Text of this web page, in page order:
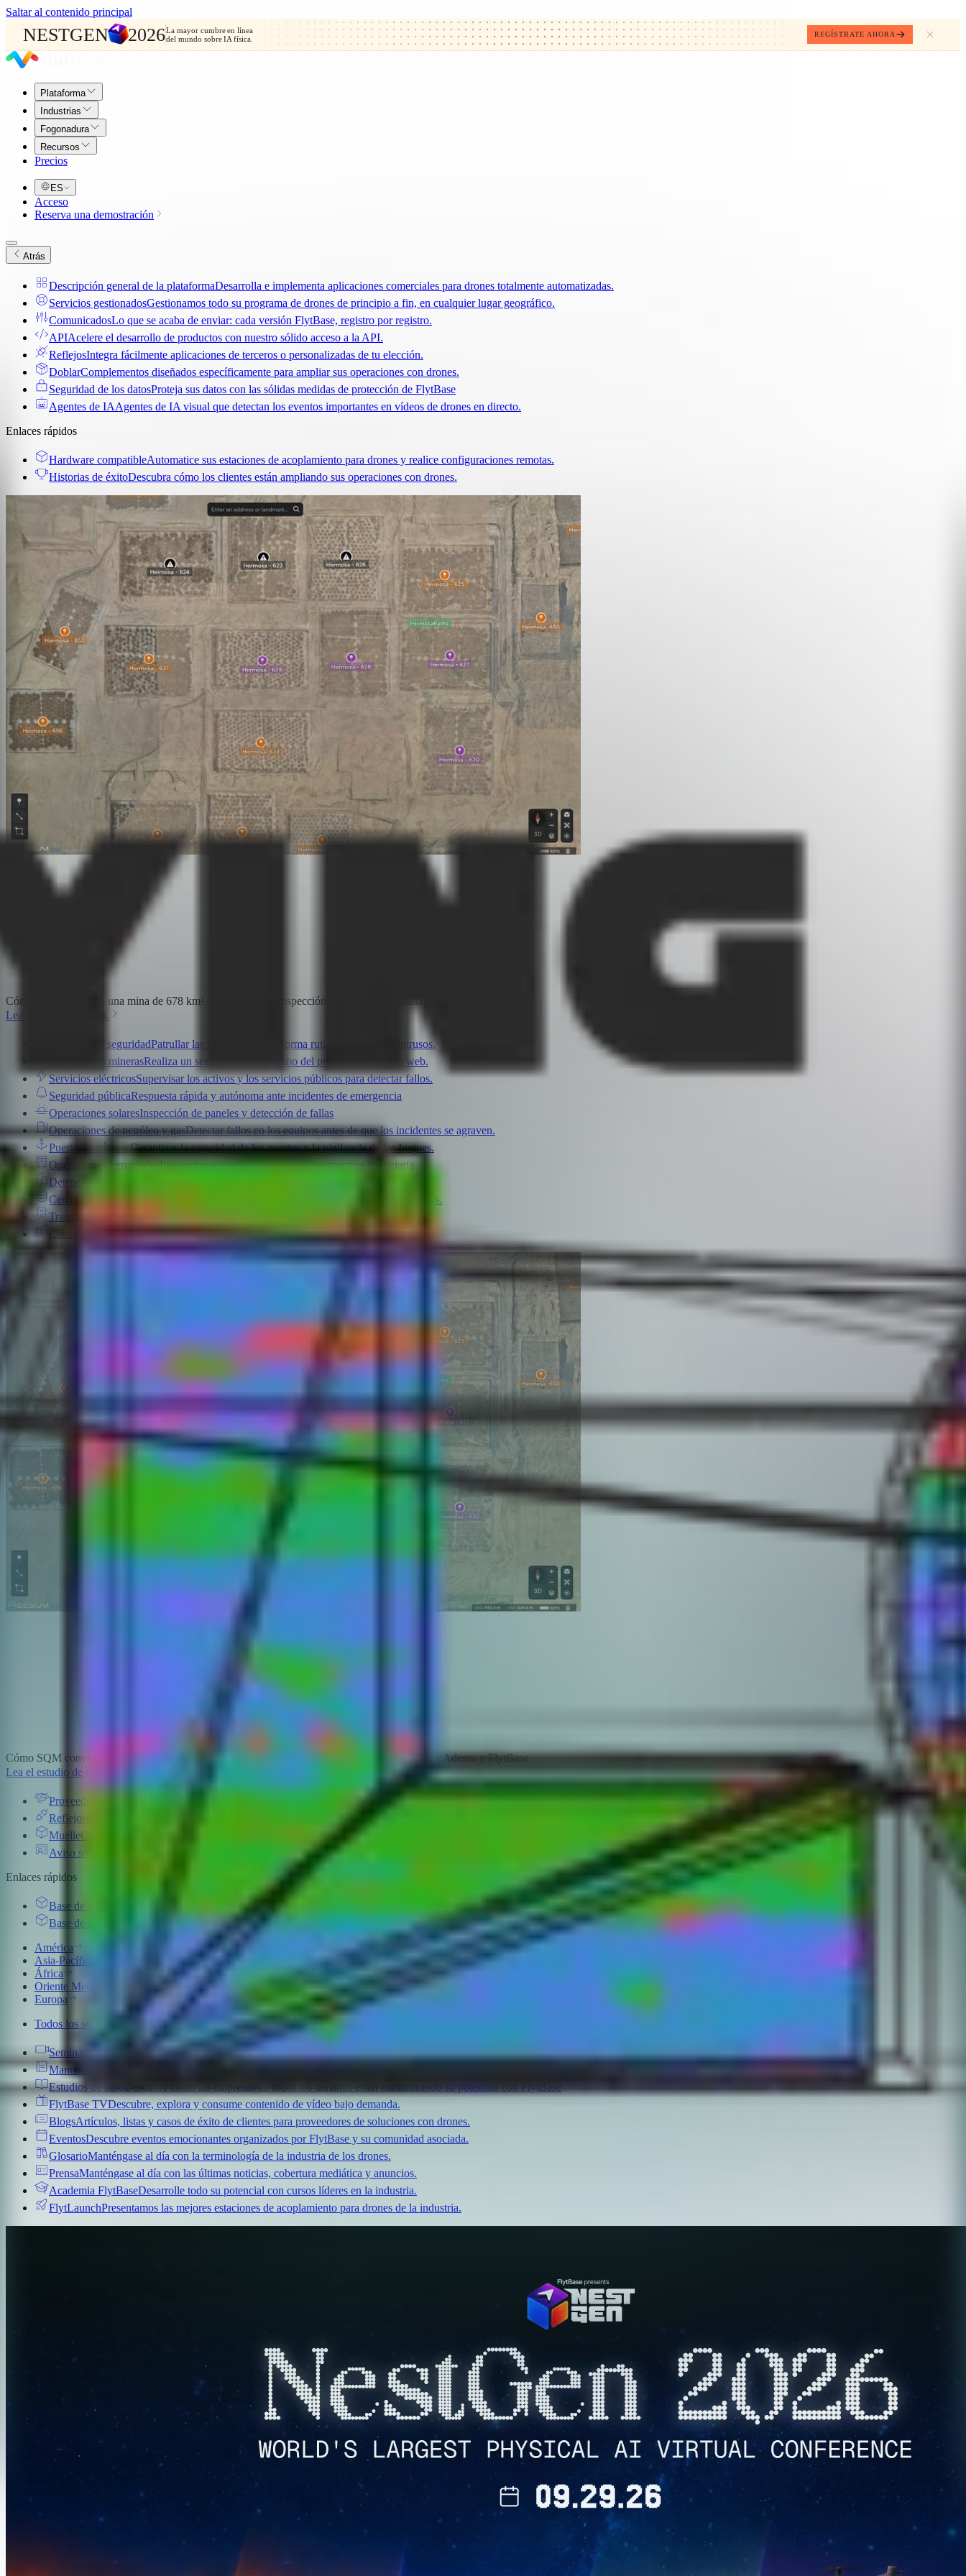
Saltar al contenido principal
NESTGEN 2026La mayor cumbre en línea
del mundo sobre IA física.
REGÍSTRATE AHORA
Plataforma
Industrias
Fogonadura
Recursos
Precios
ES
Acceso
Reserva una demostración
Atrás
Descripción general de la plataformaDesarrolla e implementa aplicaciones comerciales para drones totalmente automatizadas.
Servicios gestionadosGestionamos todo su programa de drones de principio a fin, en cualquier lugar geográfico.
ComunicadosLo que se acaba de enviar: cada versión FlytBase, registro por registro.
APIAcelere el desarrollo de productos con nuestro sólido acceso a la API.
ReflejosIntegra fácilmente aplicaciones de terceros o personalizadas de tu elección.
DoblarComplementos diseñados específicamente para ampliar sus operaciones con drones.
Seguridad de los datosProteja sus datos con las sólidas medidas de protección de FlytBase
Agentes de IAAgentes de IA visual que detectan los eventos importantes en vídeos de drones en directo.
Enlaces rápidos
Hardware compatibleAutomatice sus estaciones de acoplamiento para drones y realice configuraciones remotas.
Historias de éxitoDescubra cómo los clientes están ampliando sus operaciones con drones.
Cómo SQM convirtió una mina de 678 km² en una zona de inspección autónoma impulsada por Adentu y FlytBase
Lea el estudio de caso.
Servicios de seguridadPatrullar las instalaciones de forma rutinaria y detectar intrusos.
Operaciones minerasRealiza un seguimiento autónomo del progreso de tu sitio web.
Servicios eléctricosSupervisar los activos y los servicios públicos para detectar fallos.
Seguridad públicaRespuesta rápida y autónoma ante incidentes de emergencia
Operaciones solaresInspección de paneles y detección de fallas
Operaciones de petróleo y gasDetectar fallos en los equipos antes de que los incidentes se agraven.
Puertos marítimosGarantizar la seguridad de los puertos y la vigilancia de los buques.
Operaciones ferroviariasInspeccionar continuamente la infraestructura ferroviaria
Detención correccional
Centros de datosGarantizar la seguridad de la infraestructura crítica del centro de datos.
Transporte y carreteras
Monitoreo y respuesta autónoma del corredor
ConstrucciónSupervisión del progreso de la construcción y la seguridad
Cómo SQM convirtió una mina de 678 km² en una zona de inspección autónoma impulsada por Adentu y FlytBase
Lea el estudio de caso.
Proveedor de solucionesDescubre a nuestros socios de implementación en todo el mundo.
Reflejos
Conozca a nuestros socios del ecosistema y los componentes esenciales de autonomía.
MuelleConsulta nuestro hardware de acoplamiento compatible y la integración de la plataforma.
Aviso sobre operaciones BVLOS
Reúnase con nuestros asesores de BVLOS para obtener orientación regulatoria.
Enlaces rápidos
Base de acoplamiento DJI 2Base de acoplamiento para drones compacta, ligera y eficiente para la serie Matrice 3D.
Base de acoplamiento DJI 3Base de carga móvil y resistente para drones de la serie Matrice 4D
América
Asia-Pacífico
África
Oriente Medio
Europa
Todos los socios
Seminarios web
Conversaciones con expertos de la industria de los drones para conocer las últimas tendencias.
Manuales de jugadas
Guías operativas, documentos técnicos y lecciones de implementación probadas en el terreno.
Estudios de casoDescubre cómo las empresas de todos los tamaños están maximizando su potencial con FlytBase
FlytBase TVDescubre, explora y consume contenido de vídeo bajo demanda.
BlogsArtículos, listas y casos de éxito de clientes para proveedores de soluciones con drones.
EventosDescubre eventos emocionantes organizados por FlytBase y su comunidad asociada.
GlosarioManténgase al día con la terminología de la industria de los drones.
PrensaManténgase al día con las últimas noticias, cobertura mediática y anuncios.
Academia FlytBaseDesarrolle todo su potencial con cursos líderes en la industria.
FlytLaunchPresentamos las mejores estaciones de acoplamiento para drones de la industria.